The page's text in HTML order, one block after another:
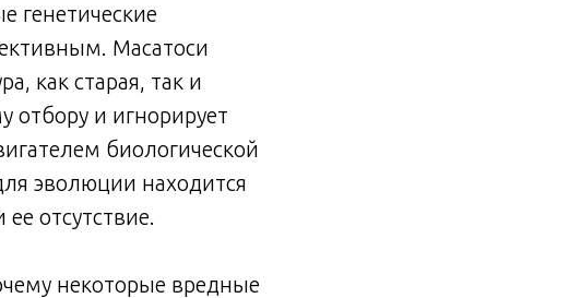
генетические
Масатоси
как старая, так и
отбору и игнорирует
биологической
эволюции находится
отсутствие.
некоторые вредные